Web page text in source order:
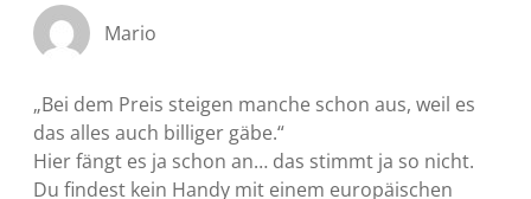
Mario
„Bei dem Preis steigen manche schon aus, weil es
das alles auch billiger gäbe.“
Hier fängt es ja schon an… das stimmt ja so nicht.
Du findest kein Handy mit einem europäischen